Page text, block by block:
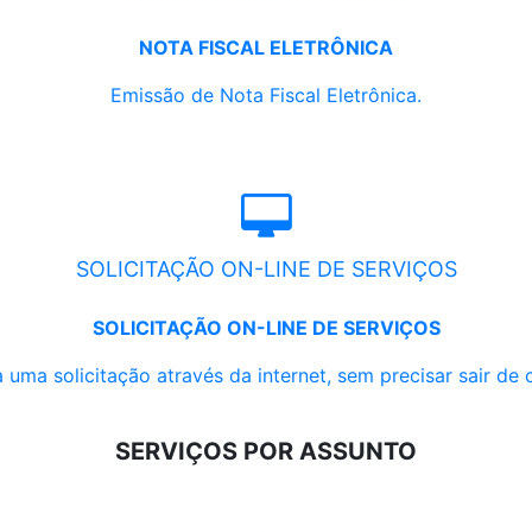
NOTA FISCAL ELETRÔNICA
Emissão de Nota Fiscal Eletrônica.
SOLICITAÇÃO ON-LINE DE SERVIÇOS
SOLICITAÇÃO ON-LINE DE SERVIÇOS
uma solicitação através da internet, sem precisar sair de
SERVIÇOS POR ASSUNTO